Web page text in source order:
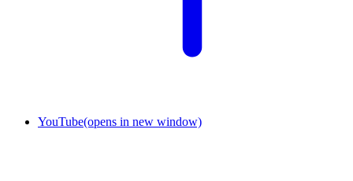
YouTube(opens in new window)